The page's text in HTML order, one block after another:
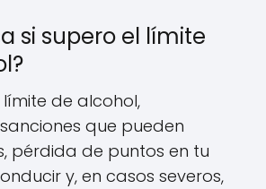
si supero el límite
límite de alcohol,
que pueden
pérdida de puntos en tu
y, en casos severos,